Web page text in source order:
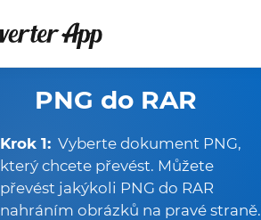
PNG do RAR
Krok 1: Vyberte dokument PNG,
který chcete převést. Můžete
převést jakýkoli PNG do RAR
nahráním obrázků na pravé straně.